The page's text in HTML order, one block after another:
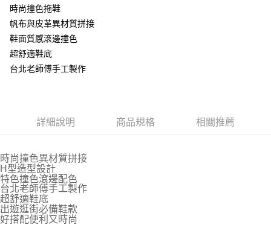
街口支付
悠遊付
AFTEE先享後付
相關說明
２．便利：只要手機號碼，簡訊認證，即可結帳。
【「AFTEE先享後付」結帳流程】
１．於結帳方式選擇「AFTEE先享後付」後，將跳轉至「AFTEE先享後付」
結帳頁面，進行簡訊認證並確認金額後，即可完成結帳。
２．訂單成立數日內，您將收到繳費通知簡訊。
３．收到繳費通知簡訊後14天內，點擊此簡訊中的連結，可透過四大超商／
ATM／網路銀行／等多元方式進行付款，方視為交易完成。
※ 請注意：結帳手續完成當下不需立刻繳費，但若您需要取消訂單，請聯絡
運送方式
每筆NT$100，滿NT$999(含以上)免運費
時尚撞色拖鞋
帆布與皮革異材質拼接
鞋面質感滾邊撞色
超舒適鞋底
台北老師傅手工製作
詳細說明 商品規格 相關推薦
時尚撞色異材質拼接
H型造型設計
特色撞色滾邊配色
台北老師傅手工製作
超舒適鞋底
出遊逛街必備鞋款
好搭配便利又時尚